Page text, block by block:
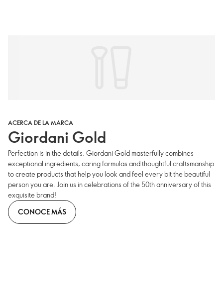
ACERCA DE LA MARCA
Giordani Gold
Perfection is in the details. Giordani Gold masterfully combines
exceptional ingredients, caring formulas and thoughtful craftsmanship
to create products that help you look and feel every bit the beautiful
person you are. Join us in celebrations of the 50th anniversary of this
exquisite brand!
CONOCE MÁS